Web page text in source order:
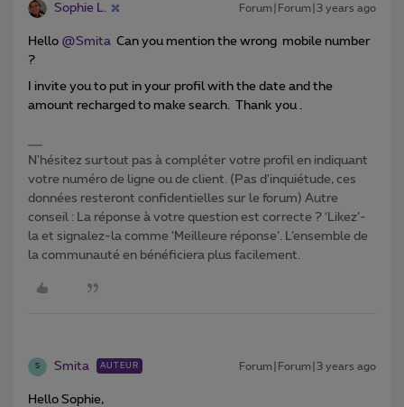
Sophie L. Forum|Forum|3 years ago
Hello @Smita Can you mention the wrong mobile number
?
I invite you to put in your profil with the date and the
amount recharged to make search. Thank you .
N'hésitez surtout pas à compléter votre profil en indiquant
votre numéro de ligne ou de client. (Pas d'inquiétude, ces
données resteront confidentielles sur le forum) Autre
conseil : La réponse à votre question est correcte ? ‘Likez’-
la et signalez-la comme ‘Meilleure réponse’. L’ensemble de
la communauté en bénéficiera plus facilement.
S Smita AUTEUR Forum|Forum|3 years ago
Hello Sophie,